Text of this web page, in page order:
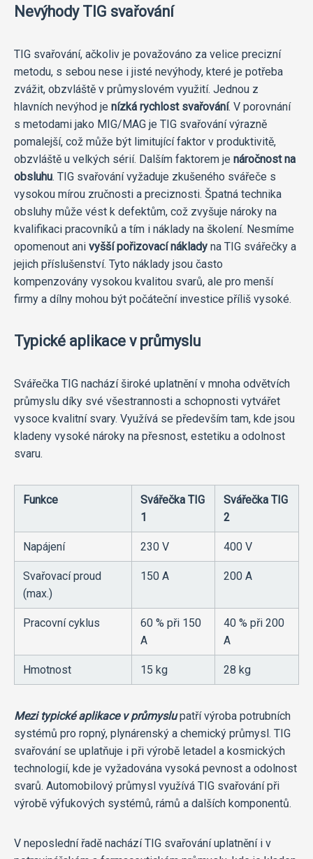
Nevýhody TIG svařování
TIG svařování, ačkoliv je považováno za velice precizní
metodu, s sebou nese i jisté nevýhody, které je potřeba
zvážit, obzvláště v průmyslovém využití. Jednou z
hlavních nevýhod je nízká rychlost svařování. V porovnání
s metodami jako MIG/MAG je TIG svařování výrazně
pomalejší, což může být limitující faktor v produktivitě,
obzvláště u velkých sérií. Dalším faktorem je náročnost na
obsluhu. TIG svařování vyžaduje zkušeného svářeče s
vysokou mírou zručnosti a preciznosti. Špatná technika
obsluhy může vést k defektům, což zvyšuje nároky na
kvalifikaci pracovníků a tím i náklady na školení. Nesmíme
opomenout ani vyšší pořizovací náklady na TIG svářečky a
jejich příslušenství. Tyto náklady jsou často
kompenzovány vysokou kvalitou svarů, ale pro menší
firmy a dílny mohou být počáteční investice příliš vysoké.
Typické aplikace v průmyslu
Svářečka TIG nachází široké uplatnění v mnoha odvětvích
průmyslu díky své všestrannosti a schopnosti vytvářet
vysoce kvalitní svary. Využívá se především tam, kde jsou
kladeny vysoké nároky na přesnost, estetiku a odolnost
svaru.
Funkce
Svářečka TIG
1
Svářečka TIG
2
Napájení 230 V 400 V
Svařovací proud
(max.)
150 A 200 A
Pracovní cyklus
60 % při 150
A
40 % při 200
A
Hmotnost 15 kg 28 kg
Mezi typické aplikace v průmyslupatří výroba potrubních
systémů pro ropný, plynárenský a chemický průmysl. TIG
svařování se uplatňuje i při výrobě letadel a kosmických
technologií, kde je vyžadována vysoká pevnost a odolnost
svarů. Automobilový průmysl využívá TIG svařování při
výrobě výfukových systémů, rámů a dalších komponentů.
V neposlední řadě nachází TIG svařování uplatnění i v